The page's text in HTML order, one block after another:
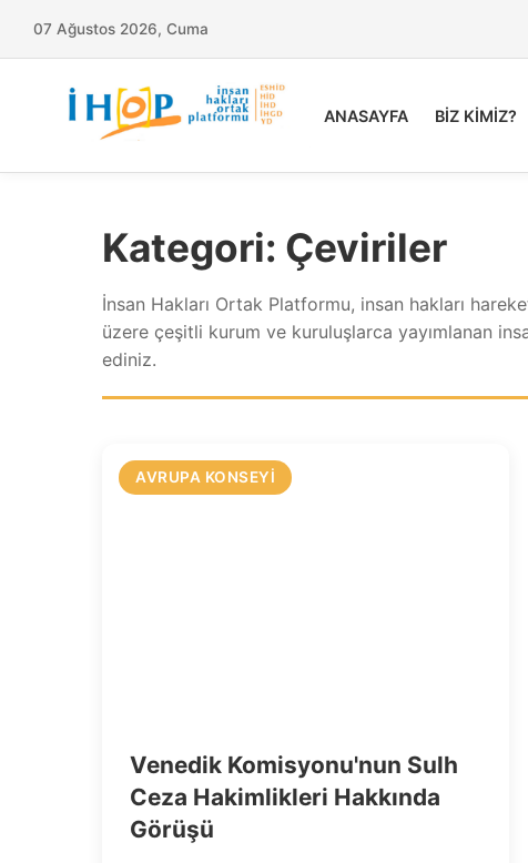
07 Ağustos 2026, Cuma
ANASAYFA BİZ KİMİZ?
Kategori: Çeviriler
İnsan Hakları Ortak Platformu, insan hakları
üzere çeşitli kurum ve kuruluşlarca yayımlanan
ediniz.
AVRUPA KONSEYI
Venedik Komisyonu'nun Sulh
Ceza Hakimlikleri Hakkında
Görüşü